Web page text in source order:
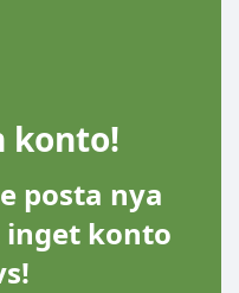
konto!
posta nya
inget konto